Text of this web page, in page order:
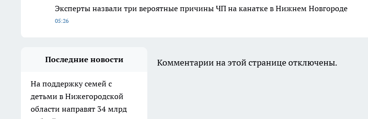
Эксперты назвали три вероятные причины ЧП на канатке в Нижнем Новгороде
05:26
Последние новости
На поддержку семей с
детьми в Нижегородской
области направят 34 млрд
Комментарии на этой странице отключены.